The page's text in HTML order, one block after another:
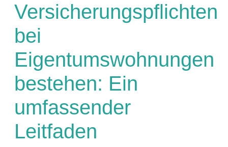
Versicherungspflichten
bei
Eigentumswohnungen
bestehen: Ein
umfassender
Leitfaden